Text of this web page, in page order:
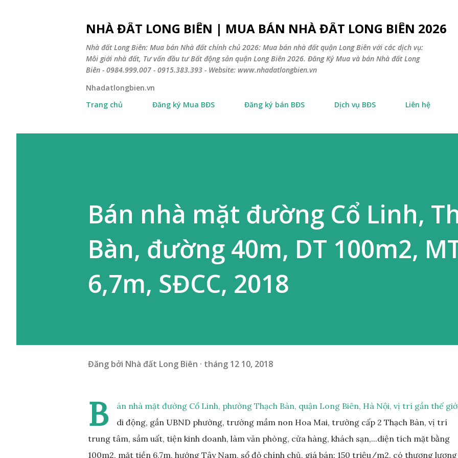
NHÀ ĐẤT LONG BIÊN | MUA BÁN NHÀ ĐẤT LONG BIÊN 2026
Nhà đất Long Biên: Mua bán Nhà đất chính chủ 2026: Mua bán nhà đất quận Long Biên với các dịch vụ:
Môi giới nhà đất, Tư vấn đầu tư Bất động sản quận Long Biên 2026. Đăng Ký Mua và bán Nhà đất Long
Biên - 0984.999.007 - 0915.383.393 - Website: www.nhadatlongbien.vn
Nhadatlongbien.vn
Trang chủ
Đăng ký Mua BĐS Đăng ký bán BĐS Dịch vụ BĐS Liên hệ
Bán nhà mặt đường Cổ Linh,
Bàn, đường 40m, DT 100m2,
6,7m, SĐCC, 2018
Đăng bởi Nhà đất Long Biên tháng 12 10, 2018
B
án nhà mặt đường Cổ Linh, phường Thạch Bàn, quận Long Biên, Hà Nội, vị trí gần thế
di động, gần UBND phường, trường mầm non Hoa Mai, trường cấp 2 Thạch Bàn, vị trí
trung tâm, sầm uất, tiện kinh doanh, làm văn phòng, cửa hàng, khách sạn,...diện tích mặt bằng
100m2, mặt tiền 6,7m, hướng Tây Nam, sổ đỏ chính chủ, giá bán: 150 triệu/m2, có thương lượng